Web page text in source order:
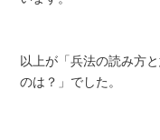
以上が「兵法の読み方
のは？」でした。